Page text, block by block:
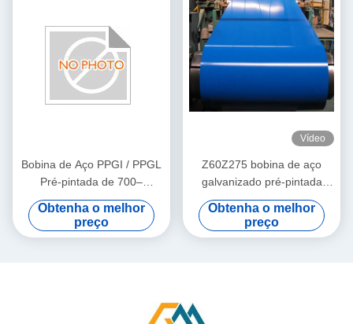
Bobina de Aço PPGI / PPGL
Pré-pintada de 700–
1250mm com Revestimento
Superior de 25±5µm para
Telhados, Construção e
Obtenha o melhor
preço
Vídeo
Z60Z275 bobina de aço
galvanizado pré-pintada
0,12-1,20 mm para telhados
e painéis de construção
Obtenha o melhor
preço